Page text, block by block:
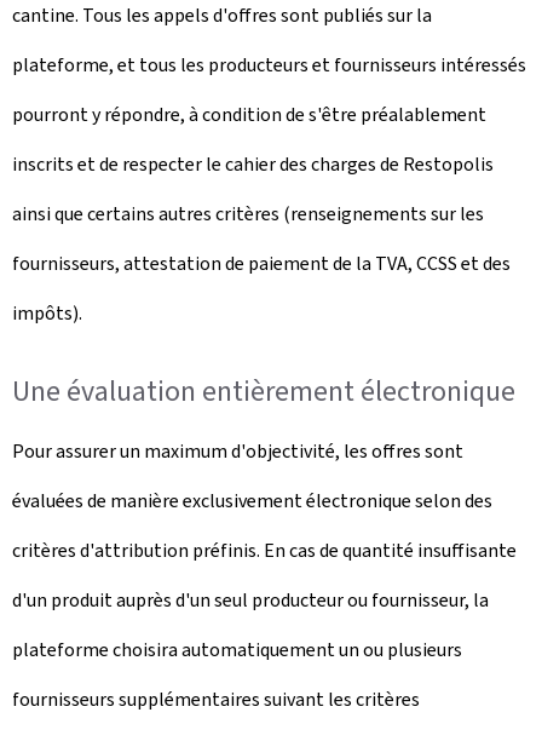
cantine. Tous les appels d'offres sont publiés sur la
plateforme, et tous les producteurs et fournisseurs intéressés
pourront y répondre, à condition de s'être préalablement
inscrits et de respecter le cahier des charges de Restopolis
ainsi que certains autres critères (renseignements sur les
fournisseurs, attestation de paiement de la TVA, CCSS et des
impôts).
Une évaluation entièrement électronique
Pour assurer un maximum d'objectivité, les offres sont
évaluées de manière exclusivement électronique selon des
critères d'attribution préfinis. En cas de quantité insuffisante
d'un produit auprès d'un seul producteur ou fournisseur, la
plateforme choisira automatiquement un ou plusieurs
fournisseurs supplémentaires suivant les critères